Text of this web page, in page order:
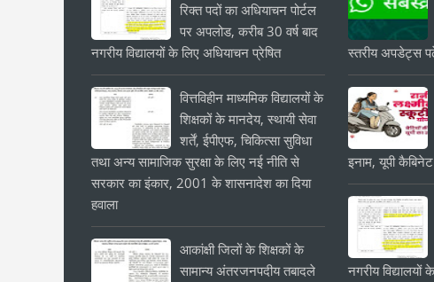
रिक्त पदों का अधियाचन पोर्टल
पर अपलोड, करीब 30 वर्ष बाद
नगरीय विद्यालयों के लिए अधियाचन प्रेषित
वित्तविहीन माध्यमिक विद्यालयों के
शिक्षकों के मानदेय, स्थायी सेवा
शर्तें, ईपीएफ, चिकित्सा सुविधा
तथा अन्य सामाजिक सुरक्षा के लिए नई नीति से
सरकार का इंकार, 2001 के शासनादेश का दिया
हवाला
आकांक्षी जिलों के शिक्षकों के
सामान्य अंतरजनपदीय तबादले
स्तरीय अपडेट्स
इनाम, यूपी
नगरीय